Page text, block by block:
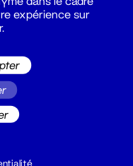
expérience sur